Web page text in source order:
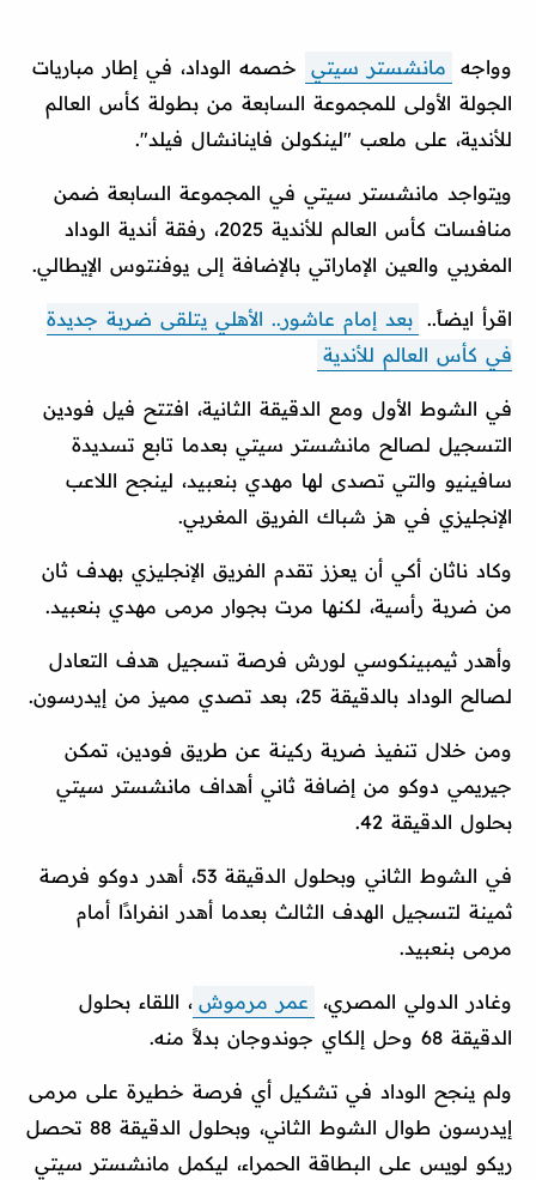
وواجه مانشستر سيتي
خصمه الوداد، في إطار مباريات
الجولة الأولى للمجموعة السابعة من بطولة كأس العالم
للأندية، على ملعب "لينكولن فاينانشال فيلد".
ويتواجد مانشستر سيتي في المجموعة السابعة ضمن
منافسات كأس العالم للأندية 2025، رفقة أندية الوداد
المغربي والعين الإماراتي بالإضافة إلى يوفنتوس الإيطالي.
اقرأ ايضاً.. بعد إمام عاشور.. الأهلي يتلقى ضربة جديدة
في كأس العالم للأندية
في الشوط الأول ومع الدقيقة الثانية، افتتح فيل فودين
التسجيل لصالح مانشستر سيتي بعدما تابع تسديدة
سافينيو والتي تصدى لها مهدي بنعبيد، لينجح اللاعب
الإنجليزي في هز شباك الفريق المغربي.
وكاد ناثان أكي أن يعزز تقدم الفريق الإنجليزي بهدف ثان
من ضربة رأسية، لكنها مرت بجوار مرمى مهدي بنعبيد.
وأهدر ثيمبينكوسي لورش فرصة تسجيل هدف التعادل
لصالح الوداد بالدقيقة 25، بعد تصدي مميز من إيدرسون.
ومن خلال تنفيذ ضربة ركينة عن طريق فودين، تمكن
جيريمي دوكو من إضافة ثاني أهداف مانشستر سيتي
بحلول الدقيقة 42.
في الشوط الثاني وبحلول الدقيقة 53، أهدر دوكو فرصة
ثمينة لتسجيل الهدف الثالث بعدما أهدر انفرادًا أمام
مرمى بنعبيد.
وغادر الدولي المصري، عمر مرموش ، اللقاء بحلول
الدقيقة 68 وحل إلكاي جوندوجان بدلاً منه.
ولم ينجح الوداد في تشكيل أي فرصة خطيرة على مرمى
إيدرسون طوال الشوط الثاني، وبحلول الدقيقة 88 تحصل
ريكو لويس على البطاقة الحمراء، ليكمل مانشستر سيتي